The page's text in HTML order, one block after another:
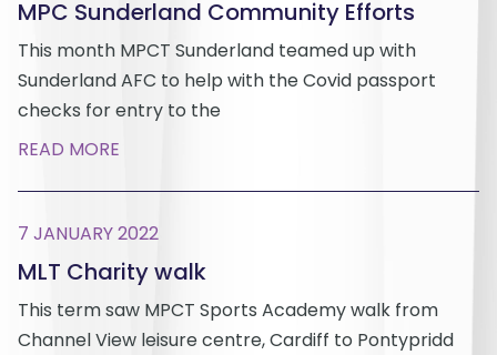
MPC Sunderland Community Efforts
This month MPCT Sunderland teamed up with
Sunderland AFC to help with the Covid passport
checks for entry to the
READ MORE
7 JANUARY 2022
MLT Charity walk
This term saw MPCT Sports Academy walk from
Channel View leisure centre, Cardiff to Pontypridd